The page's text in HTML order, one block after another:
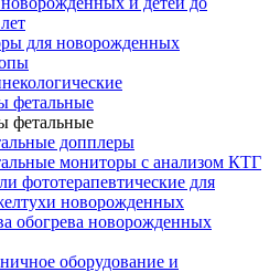
для новорожденных
фетальные
фетальные
допплеры
мониторы с анализом КТГ
фототерапевтические для
новорожденных
обогрева новорожденных
оборудование и